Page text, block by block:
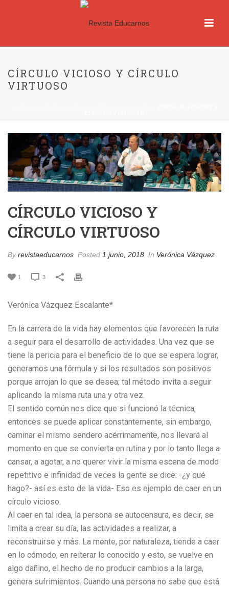
CÍRCULO VICIOSO Y CÍRCULO
VIRTUOSO
CÍRCULO VICIOSO Y
CÍRCULO VIRTUOSO
Byrevistaeducarnos Posted 1 junio, 2018 In Verónica Vázquez
1 3
Verónica Vázquez Escalante*
En la carrera de la vida hay elementos que favorecen la ruta
a seguir para el desarrollo de actividades. Una vez que se
tiene la pericia para el beneficio de lo que se espera lograr,
generamos una fórmula y si los resultados son positivos
porque arrojan lo que se desea; tal método invita a seguir
aplicando la misma ruta una y otra vez.
El sentido común nos dice que si funcionó la técnica,
entonces se puede aplicar constantemente, sin embargo,
caminar el mismo sendero acérrimamente, nos llevará al
momento en que se convierta en rutina y por lo tanto llega a
cansar, a agotar, a no querer vivir la misma escena de modo
repetitivo e infinidad de veces la gente se dice: -¿y qué
hago?- así es esto de la vida- Eso es ejemplo de caer en un
círculo vicioso.
Al caer en tal idea, la persona se autocensura, es decir, se
limita a crear su día, las actividades a realizar, a
reconstruirse y más. La mente, por naturaleza, tiende a caer
en lo cómodo, en reiterar lo conocido y esto, se vuelve en
algo dañino, el hecho de no producir cambios a la larga,
genera sufrimientos. Cuando una persona no sabe que está